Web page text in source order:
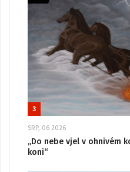
3
SRP, 06 2026
„Do nebe vjel v ohnivém
koni“